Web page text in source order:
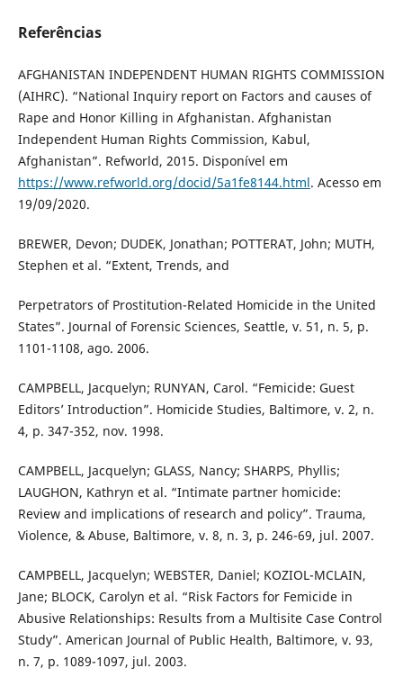
Referências
AFGHANISTAN INDEPENDENT HUMAN RIGHTS COMMISSION
(AIHRC). “National Inquiry report on Factors and causes of
Rape and Honor Killing in Afghanistan. Afghanistan
Independent Human Rights Commission, Kabul,
Afghanistan”. Refworld, 2015. Disponível em
https://www.refworld.org/docid/5a1fe8144.html. Acesso em
19/09/2020.
BREWER, Devon; DUDEK, Jonathan; POTTERAT, John; MUTH,
Stephen et al. “Extent, Trends, and
Perpetrators of Prostitution-Related Homicide in the United
States”. Journal of Forensic Sciences, Seattle, v. 51, n. 5, p.
1101-1108, ago. 2006.
CAMPBELL, Jacquelyn; RUNYAN, Carol. “Femicide: Guest
Editors’ Introduction”. Homicide Studies, Baltimore, v. 2, n.
4, p. 347-352, nov. 1998.
CAMPBELL, Jacquelyn; GLASS, Nancy; SHARPS, Phyllis;
LAUGHON, Kathryn et al. “Intimate partner homicide:
Review and implications of research and policy”. Trauma,
Violence, & Abuse, Baltimore, v. 8, n. 3, p. 246-69, jul. 2007.
CAMPBELL, Jacquelyn; WEBSTER, Daniel; KOZIOL-MCLAIN,
Jane; BLOCK, Carolyn et al. “Risk Factors for Femicide in
Abusive Relationships: Results from a Multisite Case Control
Study”. American Journal of Public Health, Baltimore, v. 93,
n. 7, p. 1089-1097, jul. 2003.